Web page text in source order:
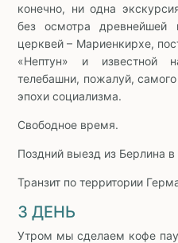
конечно, ни одна
без осмотра древнейшей
церквей – Мариенкирхе,
«Нептун» и известной
телебашни, пожалуй,
эпохи социализма.
Свободное время.
Поздний выезд из Берлина
Транзит по территории
3 ДЕНЬ
Утром мы сделаем кофе